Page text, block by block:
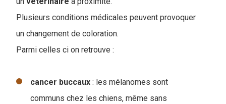
Plusieurs conditions médicales peuvent provoquer
un changement de coloration.
Parmi celles ci on retrouve :
cancer buccaux : les mélanomes sont
communs chez les chiens, même sans